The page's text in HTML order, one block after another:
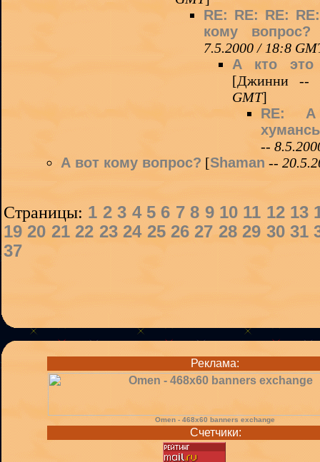
RE: RE: RE:
кому вопрос?
7.5.2000 / 18:8
А кто это
[Джинни --
GMT]
RE:
--
А вот кому вопрос? [Shaman --
Страницы: 1 2 3 4 5 6 7 8 9 10 11 12 13
19 20 21 22 23 24 25 26 27 28 29 30 31
37
Реклама:
Omen - 468x60 banners exchange
Счетчики: